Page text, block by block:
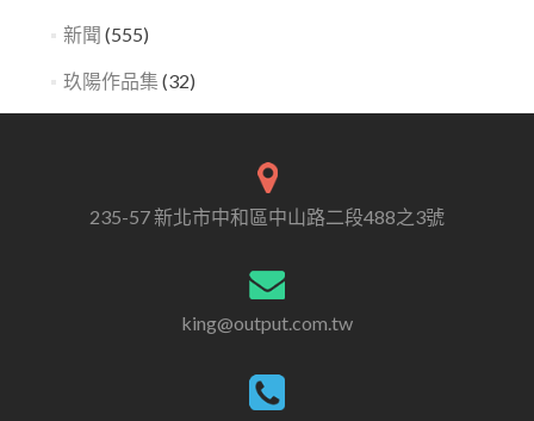
新聞 (555)
玖陽作品集 (32)
235-57 新北市中和區中山路二段488之3號
king@output.com.tw